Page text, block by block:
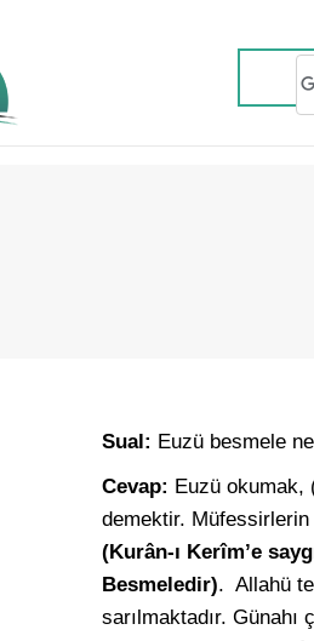
Sual: Euzü besmele
Cevap: Euzü okumak,
demektir. Müfessirlerin
(Kurân-ı Kerîm’e
Besmeledir). Allahü
sarılmaktadır. Günahı